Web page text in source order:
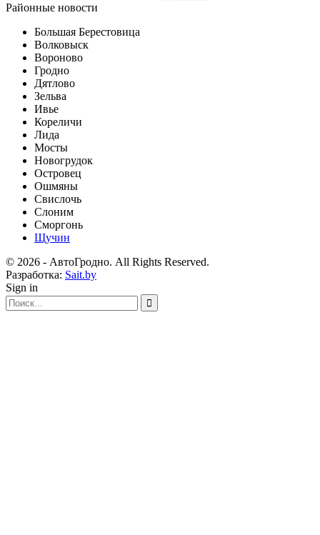
Районные новости
Большая Берестовица
Волковыск
Вороново
Гродно
Дятлово
Зельва
Ивье
Кореличи
Лида
Мосты
Новогрудок
Островец
Ошмяны
Свислочь
Слоним
Сморгонь
Щучин
© 2026 - АвтоГродно. All Rights Reserved.
Разработка: Sait.by
Sign in